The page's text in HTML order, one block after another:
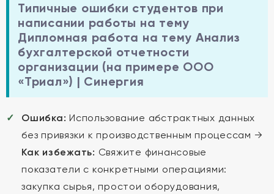
Типичные ошибки студентов при
написании работы на тему
Дипломная работа на тему Анализ
бухгалтерской отчетности
организации (на примере ООО
«Триал») | Синергия
Ошибка: Использование абстрактных данных
без привязки к производственным процессам →
Как избежать: Свяжите финансовые
показатели с конкретными операциями:
закупка сырья, простои оборудования,